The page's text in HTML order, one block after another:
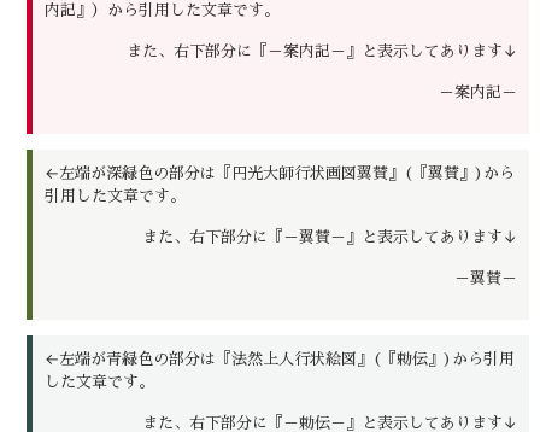
内記』）から引用した文章です。
また、右下部分に『－案内記－』と表示してあります↓
－案内記－
←左端が深緑色の部分は『円光大師行状画図翼賛』(『翼賛』)から
引用した文章です。
また、右下部分に『－翼賛－』と表示してあります↓
－翼賛－
←左端が青緑色の部分は『法然上人行状絵図』(『勅伝』)から引用
した文章です。
また、右下部分に『－勅伝－』と表示してあります↓